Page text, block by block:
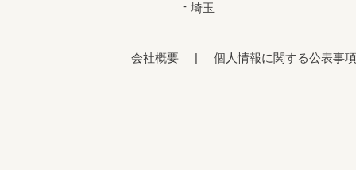
埼玉
会社概要 個人情報に関する公表事項